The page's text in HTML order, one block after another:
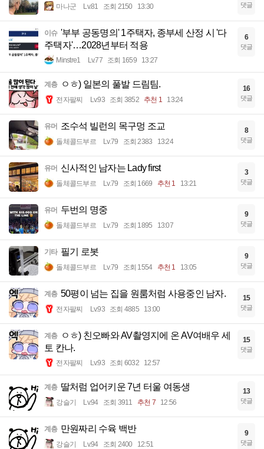
마나군 Lv.81 조회 2150 13:30 댓글
이슈 '부부 공동명의' 1주택자, 종부세 산정 시 '다
주택자'…2028년부터 적용
Minstre1 Lv.77 조회 1659 13:27
6
댓글
계층 ㅇㅎ) 일본의 풀발 드림팀.
전자팔찌 Lv.93 조회 3852 추천 1 13:24
16
댓글
유머 조수석 빌런의 목구멍 조교
돌체콜드부르 Lv.79 조회 2383 13:24
8
댓글
유머 신사적인 남자는 Lady first
돌체콜드부르 Lv.79 조회 1669 추천 1 13:21
3
댓글
유머 두번의 명중
돌체콜드부르 Lv.79 조회 1895 13:07
9
댓글
기타 필기 로봇
돌체콜드부르 Lv.79 조회 1554 추천 1 13:05
9
댓글
계층 50평이 넘는 집을 원룸처럼 사용중인 남자.
전자팔찌 Lv.93 조회 4885 13:00
15
댓글
계층
ㅇㅎ) 친오빠와 AV촬영지에 온 AV여배우 세
토 칸나.
전자팔찌 Lv.93 조회 6032 12:57
15
댓글
계층 딸처럼 업어키운 7년 터울 여동생
강슬기 Lv.94 조회 3911 추천 7 12:56
13
댓글
계층 만원짜리 수육 백반
강슬기 Lv.94 조회 2400 12:51
9
댓글